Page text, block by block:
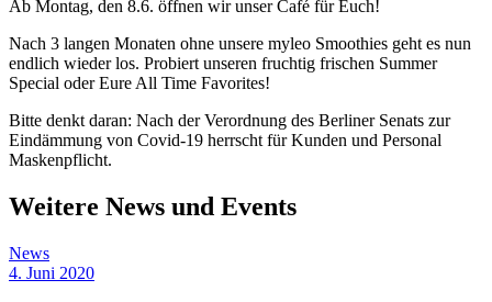
Ab Montag, den 8.6. öffnen wir unser Café für Euch!
Nach 3 langen Monaten ohne unsere myleo Smoothies geht es nun
endlich wieder los. Probiert unseren fruchtig frischen Summer
Special oder Eure All Time Favorites!
Bitte denkt daran: Nach der Verordnung des Berliner Senats zur
Eindämmung von Covid-19 herrscht für Kunden und Personal
Maskenpflicht.
Weitere News und Events
News
4. Juni 2020